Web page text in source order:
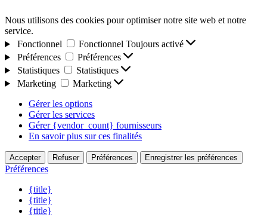
Nous utilisons des cookies pour optimiser notre site web et notre
service.
Fonctionnel
Fonctionnel Toujours activé
Préférences
Préférences
Statistiques
Statistiques
Marketing
Marketing
Gérer les options
Gérer les services
Gérer {vendor_count} fournisseurs
En savoir plus sur ces finalités
Accepter Refuser Préférences Enregistrer les préférences
Préférences
{title}
{title}
{title}